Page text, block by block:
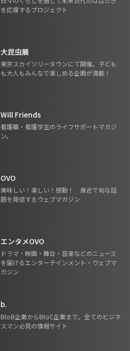
を応援するプロジェクト
大昆虫展
東京スカイツリータウンにて開催。子ども
も大人もみんなで楽しめる企画が満載！
Will Friends
看護職・看護学生のライフサポートマガジ
ン。
OVO
美味しい！楽しい！感動！ 身近で旬な話
題を発信するウェブマガジン
エンタメOVO
ドラマ・映画・舞台・音楽などのニュース
を届けるエンターテインメント・ウェブマ
ガジン
b.
BtoB企業からBtoC企業まで。全てのビジネ
スマン必見の情報サイト